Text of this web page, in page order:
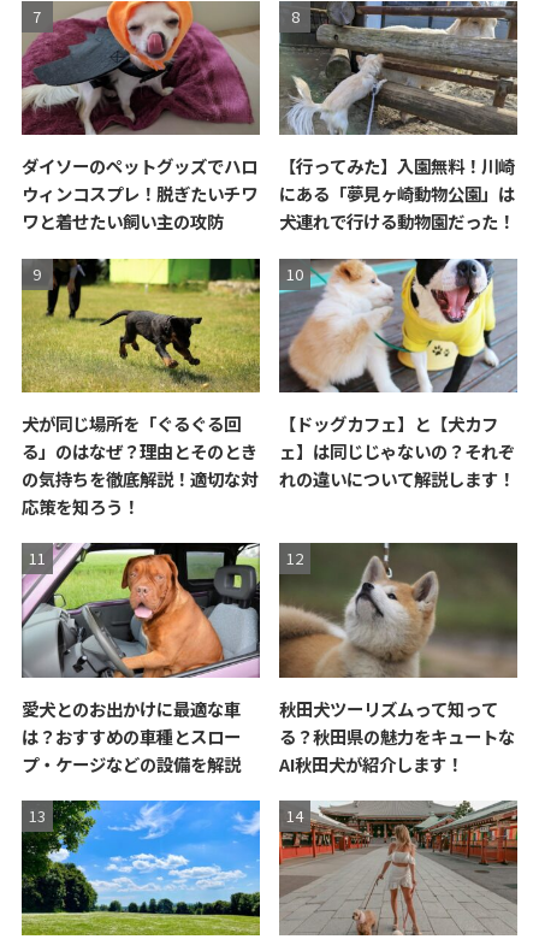
ダイソーのペットグッズでハロ
ウィンコスプレ！脱ぎたいチワ
ワと着せたい飼い主の攻防
【行ってみた】入園無料！川崎
にある「夢見ヶ崎動物公園」は
犬連れで行ける動物園だった！
犬が同じ場所を「ぐるぐる回
る」のはなぜ？理由とそのとき
の気持ちを徹底解説！適切な対
応策を知ろう！
【ドッグカフェ】と【犬カフ
ェ】は同じじゃないの？それぞ
れの違いについて解説します！
愛犬とのお出かけに最適な車
は？おすすめの車種とスロー
プ・ケージなどの設備を解説
秋田犬ツーリズムって知って
る？秋田県の魅力をキュートな
AI秋田犬が紹介します！